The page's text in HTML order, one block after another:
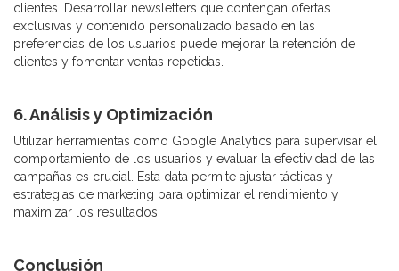
clientes. Desarrollar newsletters que contengan ofertas
exclusivas y contenido personalizado basado en las
preferencias de los usuarios puede mejorar la retención de
clientes y fomentar ventas repetidas.
6. Análisis y Optimización
Utilizar herramientas como Google Analytics para supervisar el
comportamiento de los usuarios y evaluar la efectividad de las
campañas es crucial. Esta data permite ajustar tácticas y
estrategias de marketing para optimizar el rendimiento y
maximizar los resultados.
Conclusión